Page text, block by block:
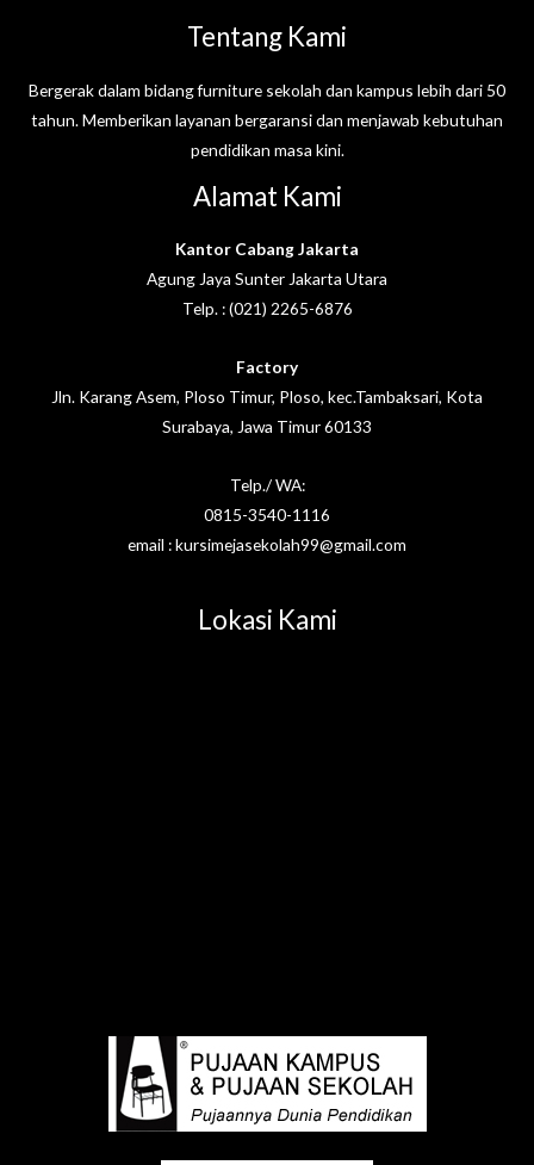
Tentang Kami
Bergerak dalam bidang furniture sekolah dan kampus lebih dari 50
tahun. Memberikan layanan bergaransi dan menjawab kebutuhan
pendidikan masa kini.
Alamat Kami
Kantor Cabang Jakarta
Agung Jaya Sunter Jakarta Utara
Telp. : (021) 2265-6876
Factory
Jln. Karang Asem, Ploso Timur, Ploso, kec.Tambaksari, Kota
Surabaya, Jawa Timur 60133
Telp./ WA:
0815-3540-1116
email : kursimejasekolah99@gmail.com
Lokasi Kami